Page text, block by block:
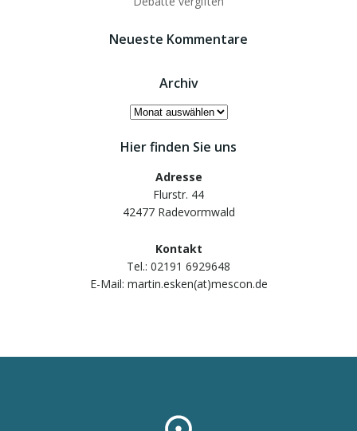
Neueste Kommentare
Archiv
Archiv
Hier finden Sie uns
Adresse
Flurstr. 44
42477 Radevormwald
Kontakt
Tel.: 02191 6929648
E-Mail: martin.esken(at)mescon.de